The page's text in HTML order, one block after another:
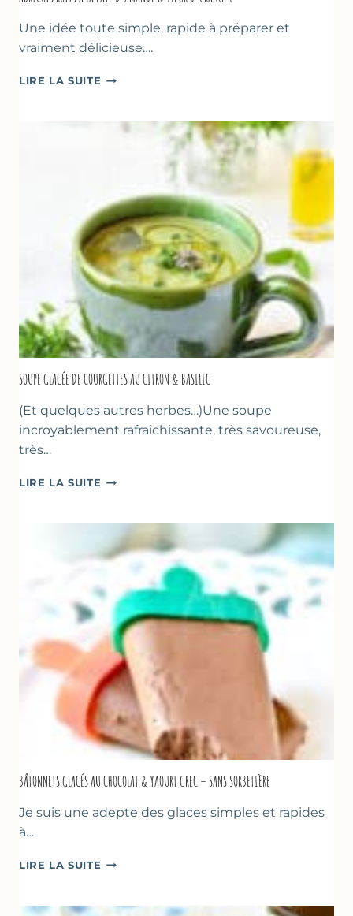
Une idée toute simple, rapide à préparer et
vraiment délicieuse….
LIRE LA SUITE ABRICOTS
D’ORANGER
SOUPE GLACÉE DE COURGETTES AU CITRON & BASILIC
(Et quelques autres herbes…)Une soupe
incroyablement rafraîchissante, très savoureuse,
très…
LIRE LA SUITE SOUPE
COURGETTES
AU
CITRON
BASILIC
BÂTONNETS GLACÉS AU CHOCOLAT & YAOURT GREC – SANS SORBETIÈRE
Je suis une adepte des glaces simples et rapides
à…
LIRE LA SUITE BÂTONNETS
CHOCOLAT